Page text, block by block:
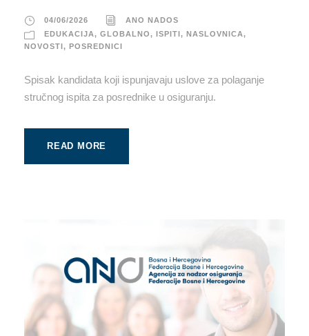
04/06/2026
ANO NADOS
EDUKACIJA, GLOBALNO, ISPITI, NASLOVNICA,
NOVOSTI, POSREDNICI
Spisak kandidata koji ispunjavaju uslove za polaganje
stručnog ispita za posrednike u osiguranju.
READ MORE